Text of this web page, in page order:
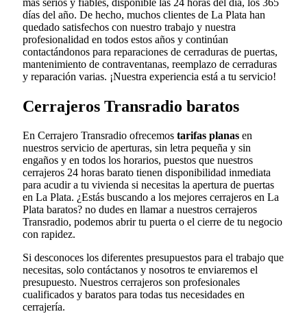
más serios y fiables, disponible las 24 horas del día, los 365
días del año. De hecho, muchos clientes de La Plata han
quedado satisfechos con nuestro trabajo y nuestra
profesionalidad en todos estos años y continúan
contactándonos para reparaciones de cerraduras de puertas,
mantenimiento de contraventanas, reemplazo de cerraduras
y reparación varias. ¡Nuestra experiencia está a tu servicio!
Cerrajeros Transradio baratos
En Cerrajero Transradio ofrecemos tarifas planas en
nuestros servicio de aperturas, sin letra pequeña y sin
engaños y en todos los horarios, puestos que nuestros
cerrajeros 24 horas barato tienen disponibilidad inmediata
para acudir a tu vivienda si necesitas la apertura de puertas
en La Plata. ¿Estás buscando a los mejores cerrajeros en La
Plata baratos? no dudes en llamar a nuestros cerrajeros
Transradio, podemos abrir tu puerta o el cierre de tu negocio
con rapidez.
Si desconoces los diferentes presupuestos para el trabajo que
necesitas, solo contáctanos y nosotros te enviaremos el
presupuesto. Nuestros cerrajeros son profesionales
cualificados y baratos para todas tus necesidades en
cerrajería.